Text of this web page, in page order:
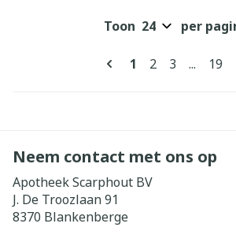
Pagina's
U lees
1 Pagina
2 Pagina
3 ... 19
Toon per
Neem contact met ons op
Apotheek Scarphout BV
J. De Troozlaan 91
8370 Blankenberge